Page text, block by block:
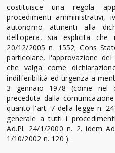
costituisce una regola
procedimenti amministrativi,
autonomo attinenti alla
dell'opera, sia esplicita che
20/12/2005 n. 1552; Cons
particolare, l'approvazione
che valga come
indifferibilità ed urgenza a
3 gennaio 1978 (come nel
preceduta dalla
quanto l'art. 7 della legge n.
generale a tutti i
Ad.Pl. 24/1/2000 n. 2. idem
1/10/2002 n. 120 ).